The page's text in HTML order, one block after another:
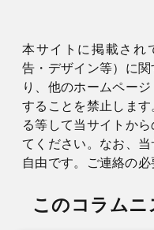
本サイトに掲載され
告・デザイン等）に
り、他のホームペー
することを禁止しま
る等して当サイトか
てください。なお、
自由です。ご連絡の必
このコラム